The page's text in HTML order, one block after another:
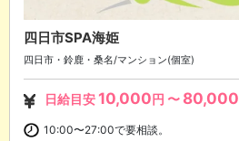
四日市SPA海姫
四日市・鈴鹿・桑名/マンション(個室)
日給目安 10,000円 〜 80,000
10:00〜27:00で要相談。